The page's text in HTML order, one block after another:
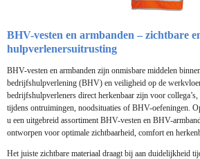
BHV-vesten en armbanden – zichtbare
hulpverlenersuitrusting
BHV-vesten en armbanden zijn onmisbare middelen
bedrijfshulpverlening (BHV) en veiligheid op de
bedrijfshulpverleners direct herkenbaar zijn voor
tijdens ontruimingen, noodsituaties of BHV-oefeningen.
u een uitgebreid assortiment BHV-vesten en BHV-
ontworpen voor optimale zichtbaarheid, comfort en
Het juiste zichtbare materiaal draagt bij aan duidelijkheid